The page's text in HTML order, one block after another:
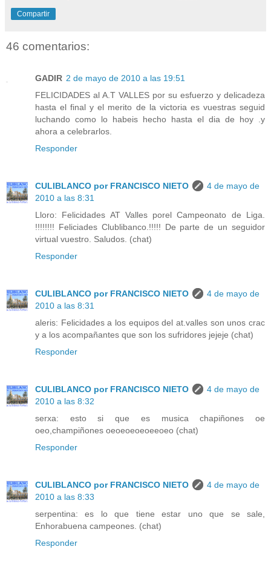
Compartir
46 comentarios:
GADIR 2 de mayo de 2010 a las 19:51
FELICIDADES al A.T VALLES por su esfuerzo y delicadeza
hasta el final y el merito de la victoria es vuestras seguid
luchando como lo habeis hecho hasta el dia de hoy .y
ahora a celebrarlos.
Responder
CULIBLANCO por FRANCISCO NIETO
4 de mayo de
2010 a las 8:31
Lloro: Felicidades AT Valles porel Campeonato de Liga.
!!!!!!!! Feliciades Clublibanco.!!!!! De parte de un seguidor
virtual vuestro. Saludos. (chat)
Responder
CULIBLANCO por FRANCISCO NIETO
4 de mayo de
2010 a las 8:31
aleris: Felicidades a los equipos del at.valles son unos crac
y a los acompañantes que son los sufridores jejeje (chat)
Responder
CULIBLANCO por FRANCISCO NIETO
4 de mayo de
2010 a las 8:32
serxa: esto si que es musica chapiñones oe
oeo,champiñones oeoeoeoeoeeoeo (chat)
Responder
CULIBLANCO por FRANCISCO NIETO
4 de mayo de
2010 a las 8:33
serpentina: es lo que tiene estar uno que se sale,
Enhorabuena campeones. (chat)
Responder